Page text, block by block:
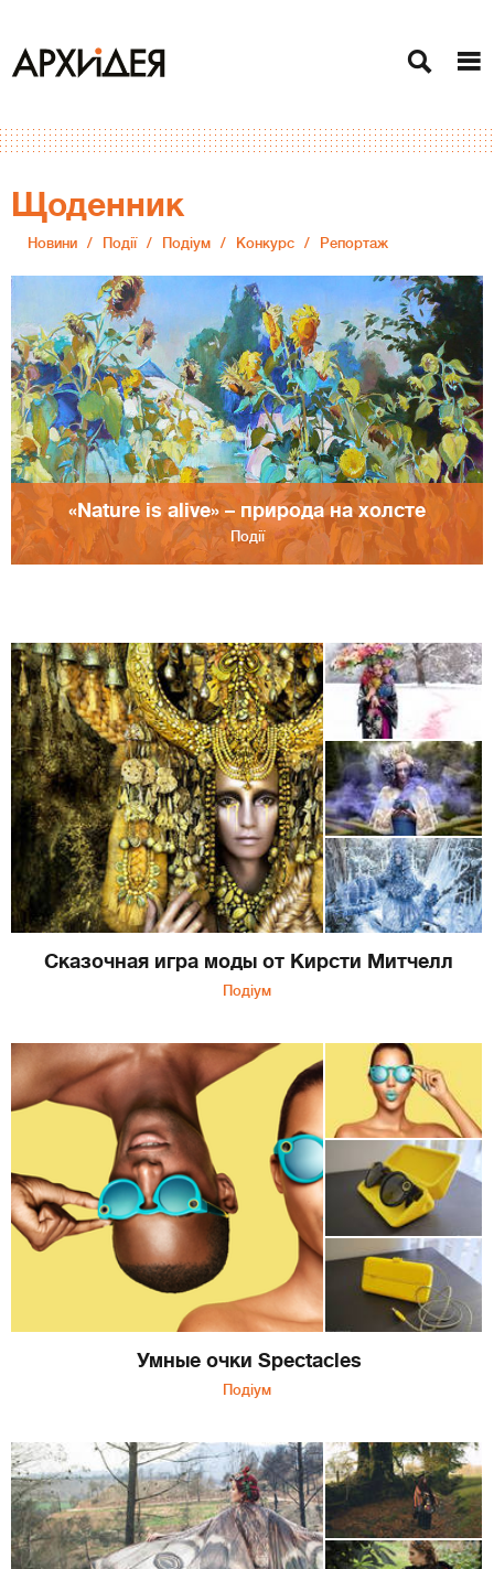
Щоденник
Новини Події Подіум Конкурс Репортаж
«Nature is alive» – природа на холсте
Події
Сказочная игра моды от Кирсти Митчелл
Подіум
Умные очки Spectacles
Подіум